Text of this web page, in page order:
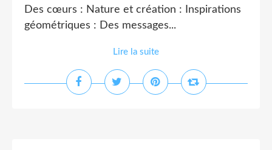
Des cœurs : Nature et création : Inspirations
géométriques : Des messages...
Lire la suite